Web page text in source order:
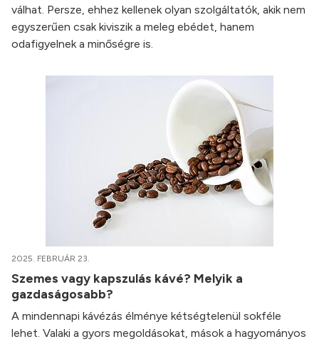
válhat. Persze, ehhez kellenek olyan szolgáltatók, akik nem
egyszerűen csak kiviszik a meleg ebédet, hanem
odafigyelnek a minőségre is.
2025. FEBRUÁR 23.
Szemes vagy kapszulás kávé? Melyik a
gazdaságosabb?
A mindennapi kávézás élménye kétségtelenül sokféle
lehet. Valaki a gyors megoldásokat, mások a hagyományos